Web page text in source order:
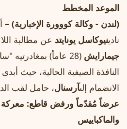
الموعد المخطط
(لندن - وكالة كووورة الإخبارية) –
نادينيوكاسل يونايتد عن مطالبة
جيمارايش
(28 عاماً)
النافذة الصيفية الحالية، حيث
الانضمام إلىآرسنال، حامل لقب
عرضاً مُقدّماً ورفض قاطع: معركة
والماكباييس